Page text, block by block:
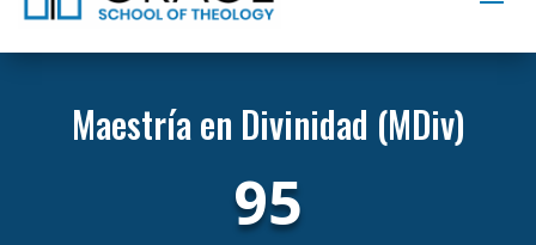
Maestría en Divinidad (MDiv)
95